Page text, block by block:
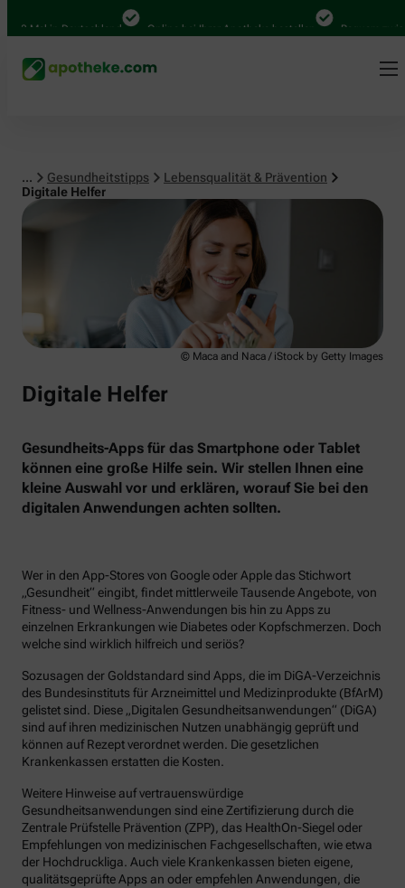
Mal in Deutschland Online bei Ihrer Apotheke bestellen Bequem
... Gesundheitstipps
Lebensqualität & Prävention
Digitale Helfer
Lebensqualität & Prävention
© Maca and Naca / iStock by Getty Images
Digitale Helfer
Gesundheits-Apps für das Smartphone oder Tablet
können eine große Hilfe sein. Wir stellen Ihnen eine
kleine Auswahl vor und erklären, worauf Sie bei den
digitalen Anwendungen achten sollten.
Wer in den App-Stores von Google oder Apple das Stichwort
„Gesundheit“ eingibt, findet mittlerweile Tausende Angebote, von
Fitness- und Wellness-Anwendungen bis hin zu Apps zu
einzelnen Erkrankungen wie Diabetes oder Kopfschmerzen. Doch
welche sind wirklich hilfreich und seriös?
Sozusagen der Goldstandard sind Apps, die im DiGA-Verzeichnis
des Bundesinstituts für Arzneimittel und Medizinprodukte (BfArM)
gelistet sind. Diese „Digitalen Gesundheitsanwendungen“ (DiGA)
sind auf ihren medizinischen Nutzen unabhängig geprüft und
können auf Rezept verordnet werden. Die gesetzlichen
Krankenkassen erstatten die Kosten.
Weitere Hinweise auf vertrauenswürdige
Gesundheitsanwendungen sind eine Zertifizierung durch die
Zentrale Prüfstelle Prävention (ZPP), das HealthOn-Siegel oder
Empfehlungen von medizinischen Fachgesellschaften, wie etwa
der Hochdruckliga. Auch viele Krankenkassen bieten eigene,
qualitätsgeprüfte Apps an oder empfehlen Anwendungen, die